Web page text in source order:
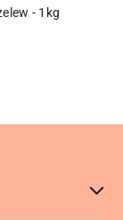
- 1kg